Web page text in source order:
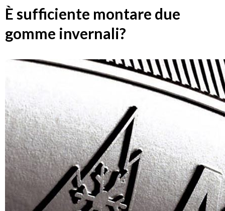
È sufficiente montare due
gomme invernali?